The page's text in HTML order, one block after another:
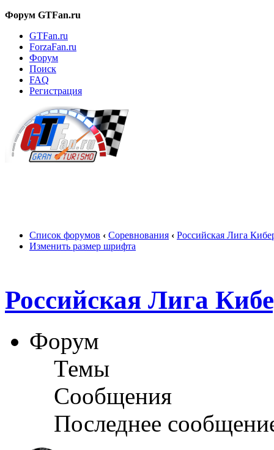
Форум GTFan.ru
GTFan.ru
ForzaFan.ru
Форум
Поиск
FAQ
Регистрация
Список форумов ‹ Соревнования ‹ Российская Лига
Изменить размер шрифта
Российская Лига
Форум
Темы
Сообщения
Последнее